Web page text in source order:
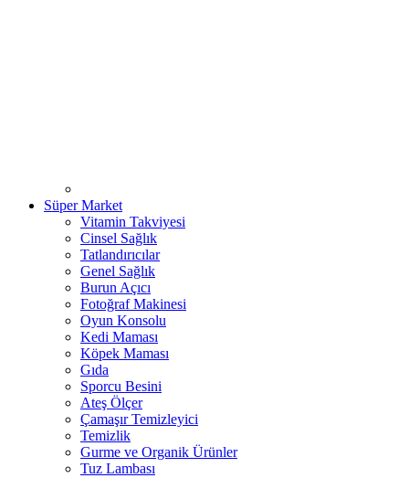
Süper Market
Vitamin Takviyesi
Cinsel Sağlık
Tatlandırıcılar
Genel Sağlık
Burun Açıcı
Fotoğraf Makinesi
Oyun Konsolu
Kedi Maması
Köpek Maması
Gıda
Sporcu Besini
Ateş Ölçer
Çamaşır Temizleyici
Temizlik
Gurme ve Organik Ürünler
Tuz Lambası